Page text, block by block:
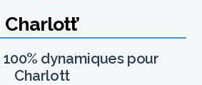
Charlott’
dynamiques pour
Charlott